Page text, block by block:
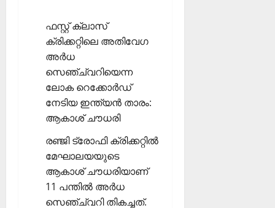
ഫസ്റ്റ് ക്ലാസ്
ക്രിക്കറ്റിലെ അതിവേഗ
അര്‍ധ
സെഞ്ച്വറിയെന്ന
ലോക റെക്കോര്‍ഡ്
നേടിയ ഇന്ത്യന്‍ താരം:
ആകാശ് ചൗധരി
രഞ്ജി ട്രോഫി ക്രിക്കറ്റില്‍
മേഘാലയയുടെ
ആകാശ് ചൗധരിയാണ്
11 പന്തില്‍ അര്‍ധ
സെഞ്ച്വറി തികച്ചത്.